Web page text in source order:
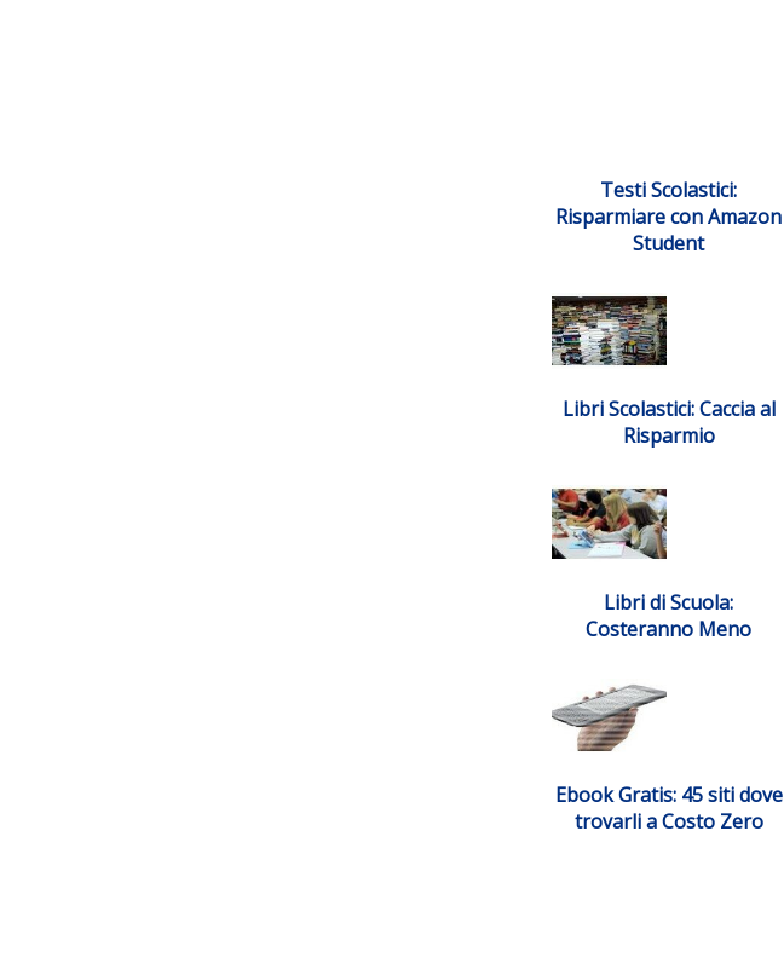
Testi Scolastici:
Risparmiare con Amazon
Student
Libri Scolastici: Caccia al
Risparmio
Libri di Scuola:
Costeranno Meno
Ebook Gratis: 45 siti dove
trovarli a Costo Zero